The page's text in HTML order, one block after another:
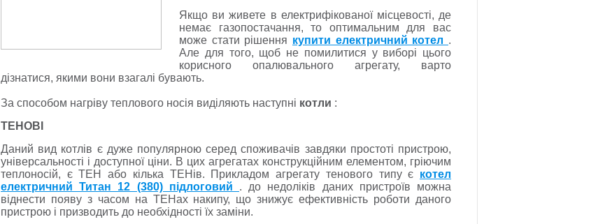
Якщо ви живете в електрифікованої місцевості, де
немає газопостачання, то оптимальним для вас
може стати рішення купити електричний котел .
Але для того, щоб не помилитися у виборі цього
корисного опалювального агрегату, варто
дізнатися, якими вони взагалі бувають.
За способом нагріву теплового носія виділяють наступні котли :
ТЕНОВІ
Даний вид котлів є дуже популярною серед споживачів завдяки простоті пристрою,
універсальності і доступної ціни. В цих агрегатах конструкційним елементом, гріючим
теплоносій, є ТЕН або кілька ТЕНів. Прикладом агрегату тенового типу є котел
електричний Титан 12 (380) підлоговий . до недоліків даних пристроїв можна
віднести появу з часом на ТЕНах накипу, що знижуєефективність роботи даного
пристрою і призводить до необхідності їх заміни.